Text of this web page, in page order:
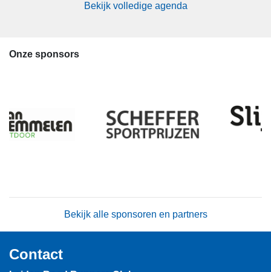
Bekijk volledige agenda
Onze sponsors
Bekijk alle sponsoren en partners
Contact